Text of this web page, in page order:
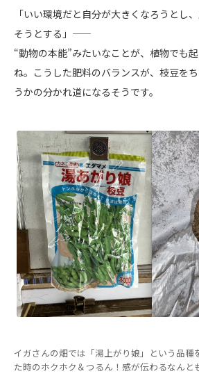
「いい環境だと自分が大きくなろうとし
そうとする」――
“動物の本能”みたいなことが、植物でも
ね。こうした肥料のバランスが、枝豆を
うかの分かれ道になるそうです。
イガさんの畑では「湯上がり娘」という品種
た時のホクホク＆つるん！感が伝わるなんと